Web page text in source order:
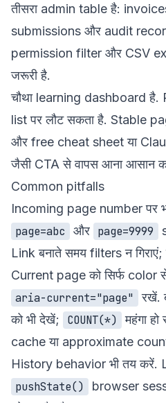
तीसरा admin table है:
submissions और audit
permission filter और CSV
जरूरी है.
चौथा learning dashboard है.
list पर लौट सकता है. Stable
और free cheat sheetया
जैसी CTA से वापस आना आसान
Common pitfalls
Incoming page number पर
page=abc
और page=9999
Link बनाते समय filters न
Current page को सिर्फ color
aria-current="page"
रखें.
को भी देखें;
COUNT(*) महंगा
cache या approximate
History behavior भी तय करें.
pushState()
browser